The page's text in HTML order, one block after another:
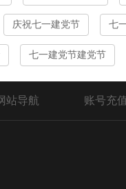
庆祝七一建党节 七
七一建党节建党节
站导航 账号充